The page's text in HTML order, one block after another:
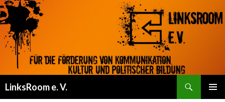
LinksRoom e. V.